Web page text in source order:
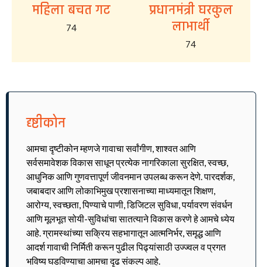
महिला बचत गट
74
प्रधानमंत्री घरकुल
लाभार्थी
74
दृष्टीकोन
आमचा दृष्टीकोन म्हणजे गावाचा सर्वांगीण, शाश्वत आणि
सर्वसमावेशक विकास साधून प्रत्येक नागरिकाला सुरक्षित, स्वच्छ,
आधुनिक आणि गुणवत्तापूर्ण जीवनमान उपलब्ध करून देणे. पारदर्शक,
जबाबदार आणि लोकाभिमुख प्रशासनाच्या माध्यमातून शिक्षण,
आरोग्य, स्वच्छता, पिण्याचे पाणी, डिजिटल सुविधा, पर्यावरण संवर्धन
आणि मूलभूत सोयी-सुविधांचा सातत्याने विकास करणे हे आमचे ध्येय
आहे. ग्रामस्थांच्या सक्रिय सहभागातून आत्मनिर्भर, समृद्ध आणि
आदर्श गावाची निर्मिती करून पुढील पिढ्यांसाठी उज्ज्वल व प्रगत
भविष्य घडविण्याचा आमचा दृढ संकल्प आहे.